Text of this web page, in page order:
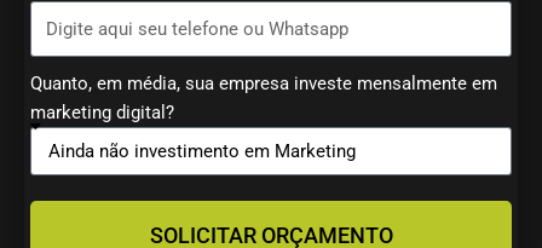
Quanto, em média, sua empresa investe mensalmente em
marketing digital?
SOLICITAR ORÇAMENTO